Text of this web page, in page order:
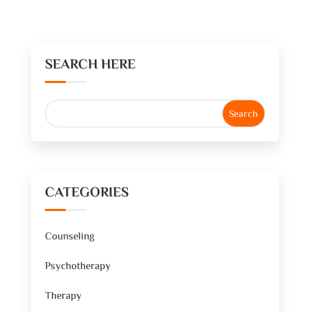
SEARCH HERE
CATEGORIES
Counseling
Psychotherapy
Therapy